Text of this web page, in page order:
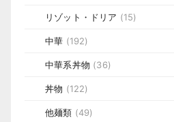
リゾット・ドリア (15)
中華 (192)
中華系丼物 (36)
丼物 (122)
他麺類 (49)